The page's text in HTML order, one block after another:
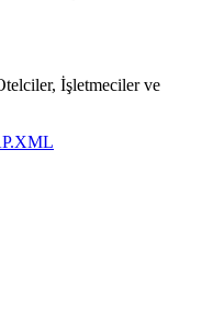
İşletmeciler ve